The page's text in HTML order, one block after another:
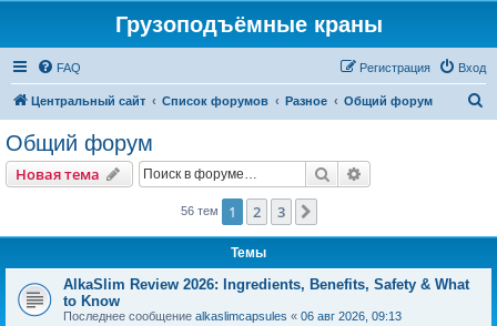
Грузоподъёмные краны
FAQ Вход
Регистрация
Центральный сайт Список форумов Разное Общий форум
Общий форум
Новая тема Поиск
56 тем 1 2 3
Темы
AlkaSlim Review 2026: Ingredients, Benefits, Safety & What
to Know
Последнее сообщение alkaslimcapsules « 06 авг 2026, 09:13